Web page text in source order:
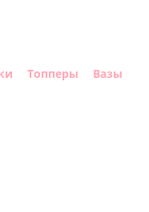
Топперы
Вазы